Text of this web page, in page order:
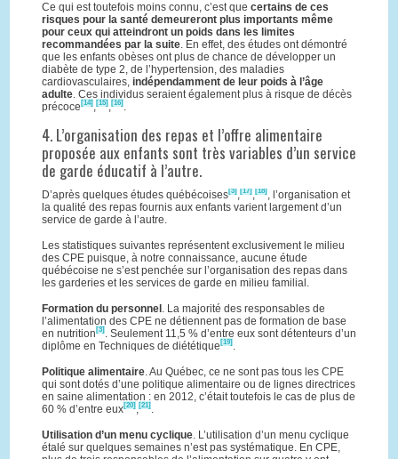
Ce qui est toutefois moins connu, c’est que certains de ces
risques pour la santé demeureront plus importants même
pour ceux qui atteindront un poids dans les limites
recommandées par la suite. En effet, des études ont démontré
que les enfants obèses ont plus de chance de développer un
diabète de type 2, de l’hypertension, des maladies
cardiovasculaires, indépendamment de leur poids à l’âge
adulte. Ces individus seraient également plus à risque de décès
précoce [14] ,[15] ,[16] .
4. L’organisation des repas et l’offre alimentaire
proposée aux enfants sont très variables d’un service
de garde éducatif à l’autre.
D’après quelques études québécoises[3],[17],[18], l’organisation et
la qualité des repas fournis aux enfants varient largement d’un
service de garde à l’autre.
Les statistiques suivantes représentent exclusivement le milieu
des CPE puisque, à notre connaissance, aucune étude
québécoise ne s’est penchée sur l’organisation des repas dans
les garderies et les services de garde en milieu familial.
Formation du personnel . La majorité des responsables de
l’alimentation des CPE ne détiennent pas de formation de base
en nutrition [3] . Seulement 11,5 % d’entre eux sont détenteurs d’un
diplôme en Techniques de diététique [19] .
Politique alimentaire. Au Québec, ce ne sont pas tous les CPE
qui sont dotés d’une politique alimentaire ou de lignes directrices
en saine alimentation : en 2012, c’était toutefois le cas de plus de
60 % d’entre eux[20] ,[21] .
Utilisation d’un menu cyclique. L’utilisation d’un menu cyclique
étalé sur quelques semaines n’est pas systématique. En CPE,